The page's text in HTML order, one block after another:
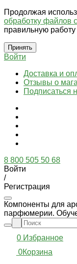
Продолжая
обработку файлов
правильную работу
Принять
Войти
Доставка и
Отзывы о
Подписаться
8 800 505 50 68
Войти
/
Регистрация
Компоненты для
парфюмерии.
0 Избранное
0Корзина